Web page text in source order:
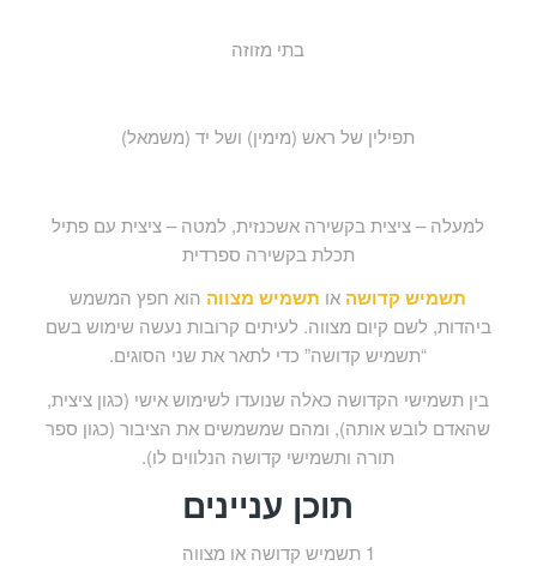
בתי מזוזה
תפילין של ראש (מימין) ושל יד (משמאל)
למעלה – ציצית בקשירה אשכנזית, למטה – ציצית עם פתיל
תכלת בקשירה ספרדית
תשמיש קדושה או תשמיש מצווה הוא חפץ המשמש
ביהדות, לשם קיום מצווה. לעיתים קרובות נעשה שימוש בשם
“תשמיש קדושה” כדי לתאר את שני הסוגים.
בין תשמישי הקדושה כאלה שנועדו לשימוש אישי (כגון ציצית,
שהאדם לובש אותה), ומהם שמשמשים את הציבור (כגון ספר
תורה ותשמישי קדושה הנלווים לו).
תוכן עניינים
תשמיש קדושה או מצווה